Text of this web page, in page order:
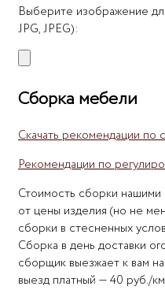
Выберите изображение
JPG, JPEG):
Сборка мебели
Скачать рекомендации
Рекомендации по
Стоимость сборки нашими
от цены изделия (но не
сборки в стесненных
Сборка в день доставки
сборщик выезжает к вам
выезд платный — 40 руб./